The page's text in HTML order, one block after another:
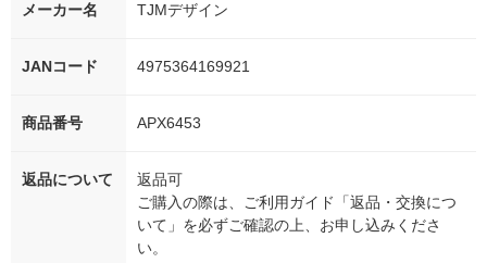
メーカー名 TJMデザイン
JANコード 4975364169921
商品番号 APX6453
返品について
返品可
ご購入の際は、ご利用ガイド「返品・交換につ
いて」を必ずご確認の上、お申し込みくださ
い。